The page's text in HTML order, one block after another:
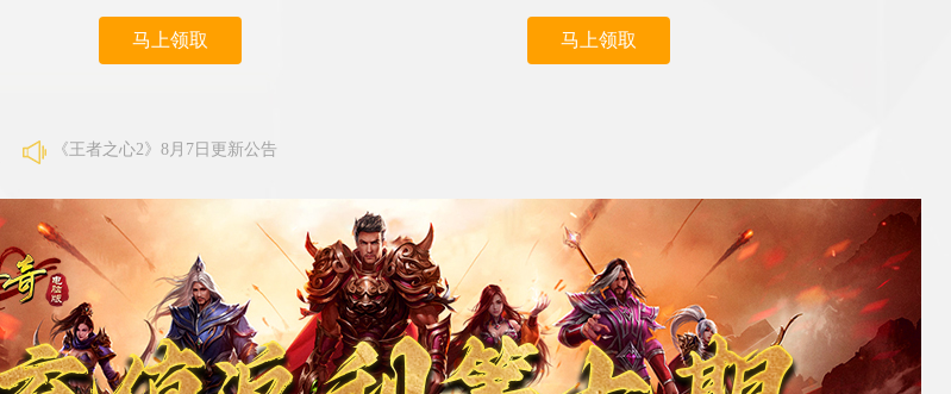
马上领取 马上领取
《王者之心2》8月7日更新公告
《大话仙途》8月7日合服公告
《维京传奇》8月7日合区公告
《霸者天下》8月7日合服公告
《百战沙城》8月6日维护公告
《异兽洪荒》8月6日合服公告
《王者之心2》8月7日更新公告